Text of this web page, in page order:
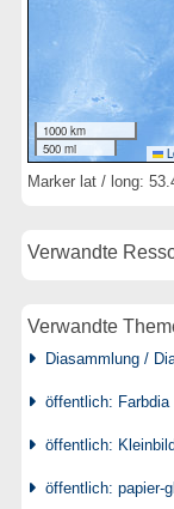
1000 km
500 mi
Marker lat / long:
Verwandte
Verwandte
Diasammlung /
öffentlich: Farbdia
öffentlich:
öffentlich: papier-